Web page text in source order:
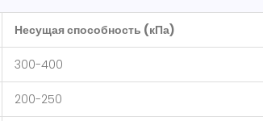
Несущая способность (кПа)
300-400
200-250